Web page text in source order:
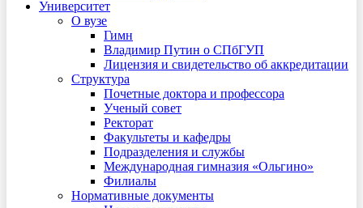
Университет
О вузе
Гимн
Владимир Путин о СПбГУП
Лицензия и свидетельство об аккредитации
Структура
Почетные доктора и профессора
Ученый совет
Ректорат
Факультеты и кафедры
Подразделения и службы
Международная гимназия «Ольгино»
Филиалы
Нормативные документы